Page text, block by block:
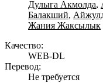
Дулыга Акмолда,
Балакший,
Жания Жаксылык
Качество:
WEB-DL
Перевод:
Не требуется